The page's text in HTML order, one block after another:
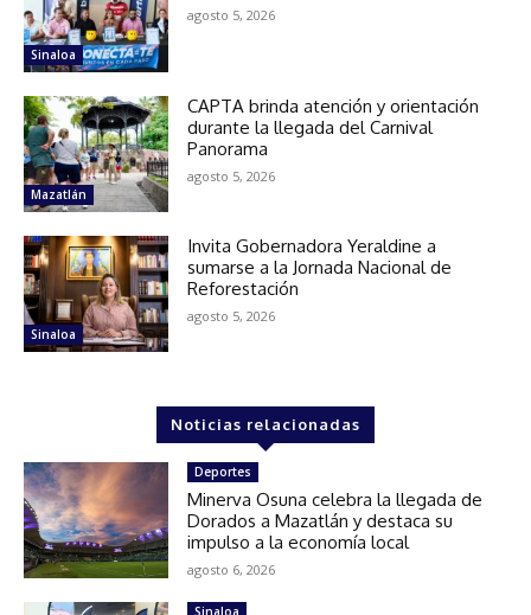
Sinaloa
agosto 5, 2026
Mazatlán
CAPTA brinda atención y orientación
durante la llegada del Carnival
Panorama
agosto 5, 2026
Sinaloa
Invita Gobernadora Yeraldine a
sumarse a la Jornada Nacional de
Reforestación
agosto 5, 2026
Noticias relacionadas
Deportes
Minerva Osuna celebra la llegada de
Dorados a Mazatlán y destaca su
impulso a la economía local
agosto 6, 2026
Sinaloa